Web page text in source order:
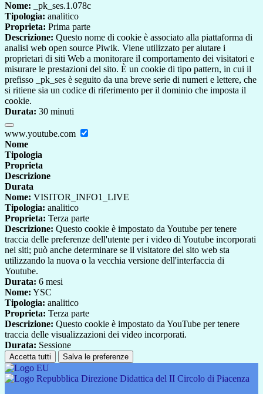
Nome: _pk_ses.1.078c
Tipologia: analitico
Proprieta: Prima parte
Descrizione: Questo nome di cookie è associato alla piattaforma di
analisi web open source Piwik. Viene utilizzato per aiutare i
proprietari di siti Web a monitorare il comportamento dei visitatori e
misurare le prestazioni del sito. È un cookie di tipo pattern, in cui il
prefisso _pk_ses è seguito da una breve serie di numeri e lettere, che
si ritiene sia un codice di riferimento per il dominio che imposta il
cookie.
Durata: 30 minuti
www.youtube.com
Nome
Tipologia
Proprieta
Descrizione
Durata
Nome: VISITOR_INFO1_LIVE
Tipologia: analitico
Proprieta: Terza parte
Descrizione: Questo cookie è impostato da Youtube per tenere
traccia delle preferenze dell'utente per i video di Youtube incorporati
nei siti; può anche determinare se il visitatore del sito web sta
utilizzando la nuova o la vecchia versione dell'interfaccia di
Youtube.
Durata: 6 mesi
Nome: YSC
Tipologia: analitico
Proprieta: Terza parte
Descrizione: Questo cookie è impostato da YouTube per tenere
traccia delle visualizzazioni dei video incorporati.
Durata: Sessione
Accetta tutti Salva le preferenze
Direzione Didattica del II Circolo di Piacenza